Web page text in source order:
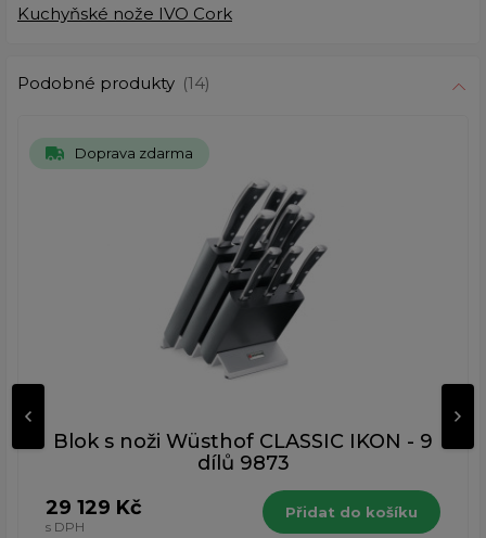
Kuchyňské nože IVO Cork
Podobné produkty (14)
Doprava zdarma
Blok s noži Wüsthof CLASSIC IKON - 9
dílů 9873
29 129 Kč
s DPH
Přidat do košíku